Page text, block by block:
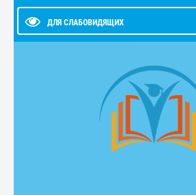
ДЛЯ СЛАБОВИДЯЩИХ